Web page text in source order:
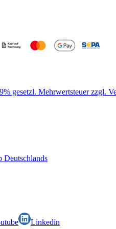
gesetzl. Mehrwertsteuer zzgl.
Deutschlands
Linkedin